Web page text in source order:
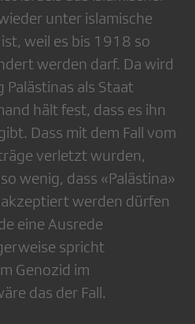
unter islamische
weil es bis 1918 so
werden darf. Da wird
als Staat
hält fest, dass es ihn
Dass mit dem Fall vom
verletzt wurden,
wenig, dass «Palästina»
akzeptiert werden dürfen
eine Ausrede
spricht
Genozid im
das der Fall.